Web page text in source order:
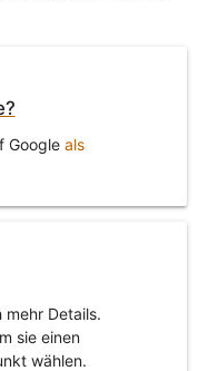
Google als
mehr Details.
sie einen
wählen.